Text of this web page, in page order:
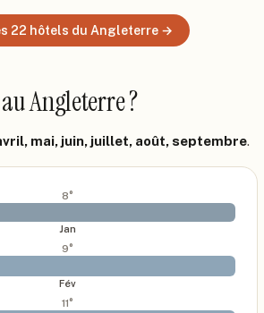
22 hôtels du Angleterre →
au Angleterre?
mai, juin, juillet, août, septembre.
8°
Jan
9°
Fév
11°